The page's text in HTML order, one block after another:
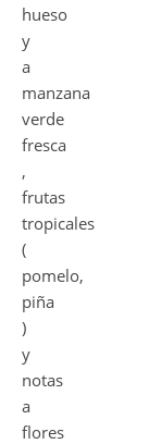
hueso
y
a
manzana
verde
fresca
,
frutas
tropicales
(
pomelo,
piña
)
y
notas
a
flores